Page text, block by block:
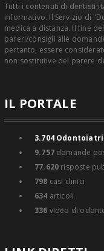
Tutti i contenuti di dentisti-
informativo. Il Servizio di
medica a distanza. Il fine
pareri/consigli alle
pertanto, essere
non sostitutive del parere
IL PORTALE
3.704
9.757domande
77.620 risposte
798 casi clinici
634 articoli
336 video di